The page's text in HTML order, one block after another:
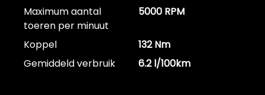
Maximum aantal
toeren per minuut
5000 RPM
Koppel
132 Nm
Gemiddeld verbruik
6.2 l/100km